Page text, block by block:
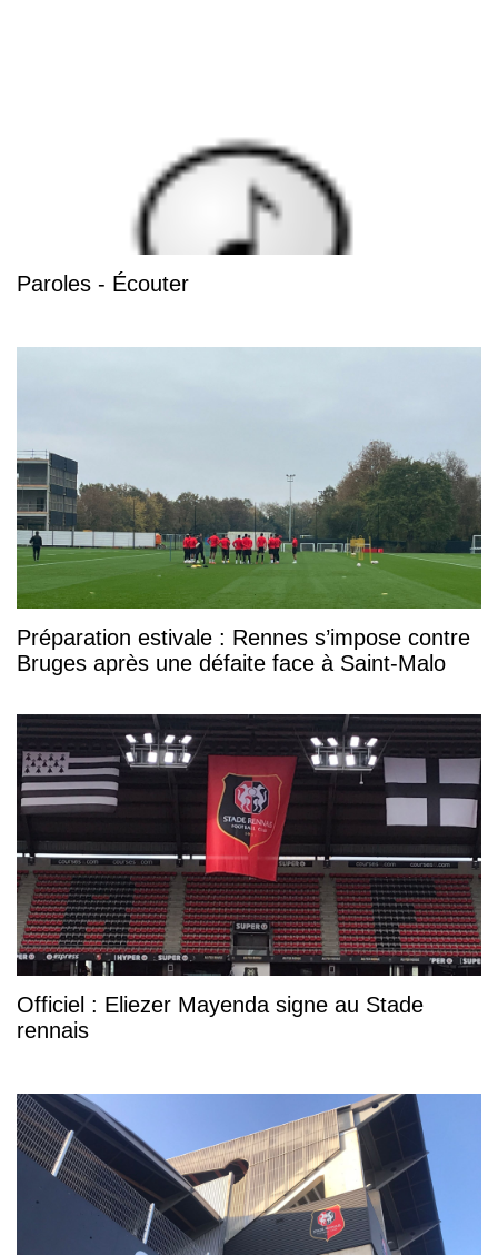
Paroles - Écouter
Préparation estivale : Rennes s’impose contre
Bruges après une défaite face à Saint-Malo
Officiel : Eliezer Mayenda signe au Stade
rennais